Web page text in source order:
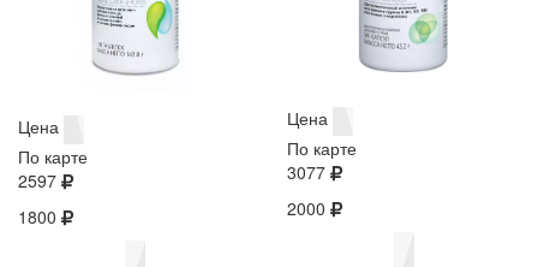
Цена
По карте
2597
1800
Цена
По карте
3077
2000